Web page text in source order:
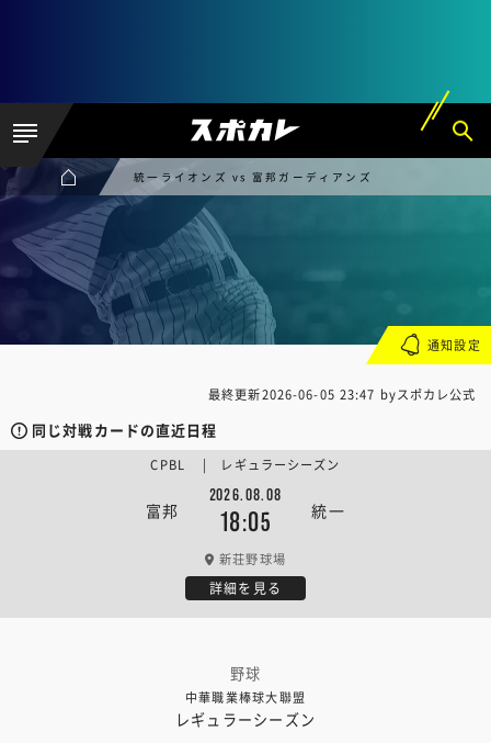
統一ライオンズ vs 富邦ガーディアンズ
最終更新2026-06-05 23:47 byスポカレ公式
同じ対戦カードの直近日程
富邦
2026.08.08
18:05 統一
CPBL | レギュラーシーズン
新荘野球場
詳細を見る
野球
中華職業棒球大聯盟
レギュラーシーズン
通知設定